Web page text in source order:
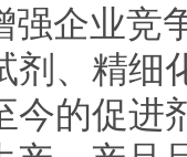
强企业竞
剂、精细
今的促